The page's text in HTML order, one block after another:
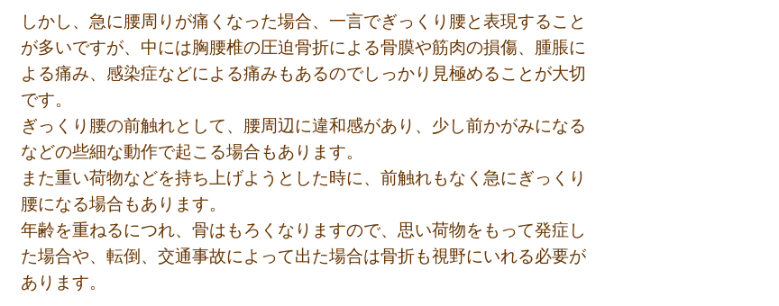
しかし、急に腰周りが痛くなった場合、一言でぎっくり腰と表現すること
が多いですが、中には胸腰椎の圧迫骨折による骨膜や筋肉の損傷、腫脹に
よる痛み、感染症などによる痛みもあるのでしっかり見極めることが大切
です。
ぎっくり腰の前触れとして、腰周辺に違和感があり、少し前かがみになる
などの些細な動作で起こる場合もあります。
また重い荷物などを持ち上げようとした時に、前触れもなく急にぎっくり
腰になる場合もあります。
年齢を重ねるにつれ、骨はもろくなりますので、思い荷物をもって発症し
た場合や、転倒、交通事故によって出た場合は骨折も視野にいれる必要が
あります。